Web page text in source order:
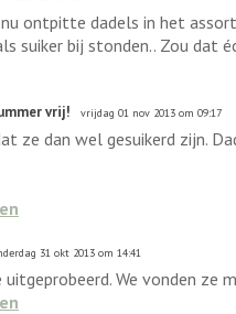
nu ontpitte dadels in het
suiker bij stonden.. Zou dat
vrij! vrijdag 01 nov 2013 om 09:17
ze dan wel gesuikerd zijn.
31 okt 2013 om 14:41
uitgeprobeerd. We vonden